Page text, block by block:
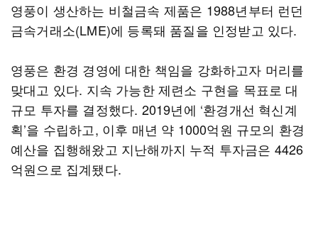
영풍이 생산하는 비철금속 제품은 1988년부터 런던
금속거래소(LME)에 등록돼 품질을 인정받고 있다.
영풍은 환경 경영에 대한 책임을 강화하고자 머리를
맞대고 있다. 지속 가능한 제련소 구현을 목표로 대
규모 투자를 결정했다. 2019년에 ‘환경개선 혁신계
획’을 수립하고, 이후 매년 약 1000억원 규모의 환경
예산을 집행해왔고 지난해까지 누적 투자금은 4426
억원으로 집계됐다.